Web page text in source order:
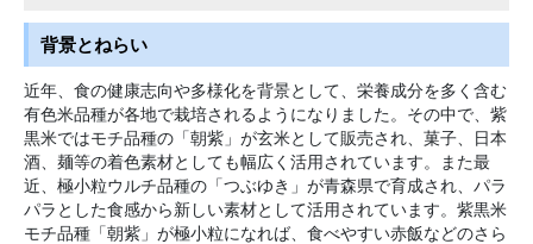
背景とねらい
近年、食の健康志向や多様化を背景として、栄養成分を多く含む
有色米品種が各地で栽培されるようになりました。その中で、紫
黒米ではモチ品種の「朝紫」が玄米として販売され、菓子、日本
酒、麺等の着色素材としても幅広く活用されています。また最
近、極小粒ウルチ品種の「つぶゆき」が青森県で育成され、パラ
パラとした食感から新しい素材として活用されています。紫黒米
モチ品種「朝紫」が極小粒になれば、食べやすい赤飯などのさら